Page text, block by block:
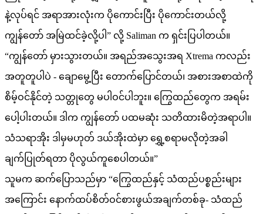
နဲ့လုပ်ရင် အရာအားလုံးက ပိုကောင်းပြီး ပိုကောင်းတယ်လို့
ကျွန်တော် အမြဲထင်ခဲ့လို့ပါ” လို့ Saliman က ရှင်းပြပါတယ်။
“ကျွန်တော် မှားသွားတယ်။ အရည်အသွေးအရ Xtrema ကလည်း
အတူတူပါပဲ - ချောမွေ့ပြီး တောက်ပြောင်တယ်၊ အစားအစာထဲကို
စိမ့်ဝင်နိုင်တဲ့ သတ္တုတွေ မပါဝင်ပါဘူး။ ကြွေထည်တွေက အရမ်း
ပေါ့ပါးတယ်။ ဒါက ကျွန်တော် ပထမဆုံး သတိထားမိတဲ့အရာပါ။
သံသရာအိုး ဒါမှမဟုတ် ဒယ်အိုးထဲမှာ ရွှေ့စရာမလိုတဲ့အခါ
ချက်ပြုတ်ရတာ ပိုလွယ်ကူစေပါတယ်။”
သူမက ဆက်ပြောသည်မှာ “ကြွေထည်နှင့် သံထည်ပစ္စည်းများ
အကြောင်း နောက်ထပ်စိတ်ဝင်စားဖွယ်အချက်တစ်ခု- သံထည်